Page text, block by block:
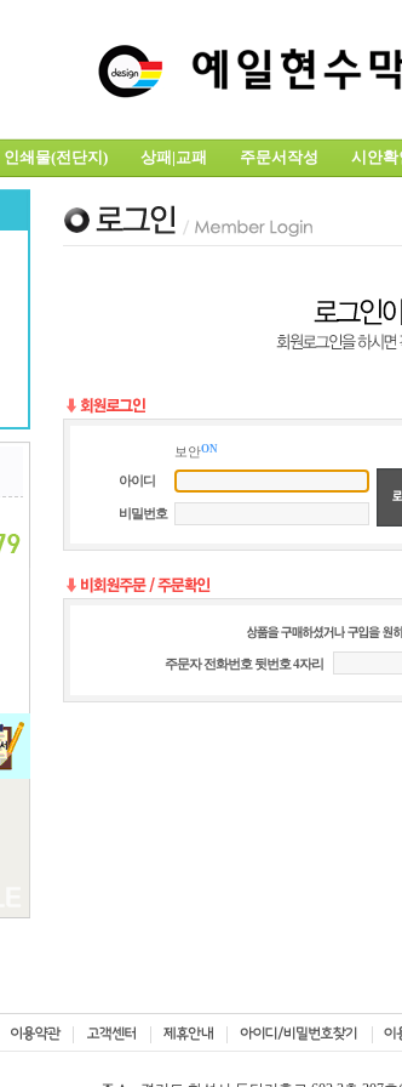
인쇄물(전단지) 상패|교패 주문서작성 시안
보안ON
아이디
비밀번호
주문자 전화번호 뒷번호 4자리